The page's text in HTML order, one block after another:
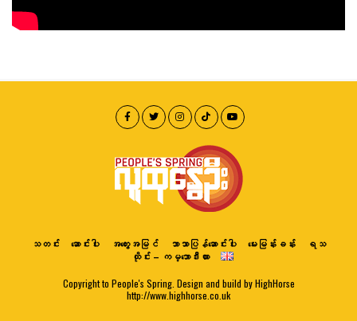
သတင်း ဆောင်းပါး အတွေးအမြင် ဘာသာပြန်ဆောင်းပါး မေးမြန်းခန်း
ရသ
ထိုင်း – ကမ္ဘောဒီးယား
Copyright to People's Spring. Design and build by HighHorse
http://www.highhorse.co.uk